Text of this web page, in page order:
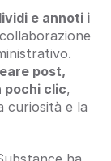
e annoti i
post,
pochi clic,
curiosità e la